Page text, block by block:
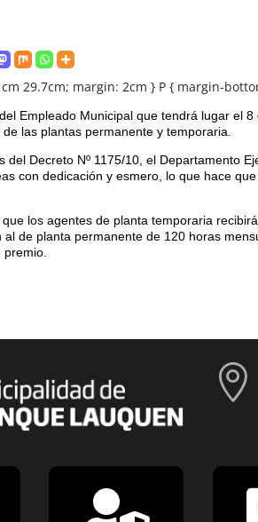
29.7cm; margin: 2cm } P { margin-
Empleado Municipal que tendrá lugar el
las plantas permanente y temporaria.
del Decreto Nº 1175/10, el Departamento
con dedicación y esmero, lo que hace
los agentes de planta temporaria
al de planta permanente de 120 horas
